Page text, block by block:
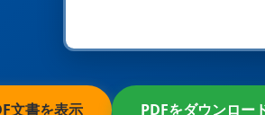
文書を表示 PDFをダウンロー